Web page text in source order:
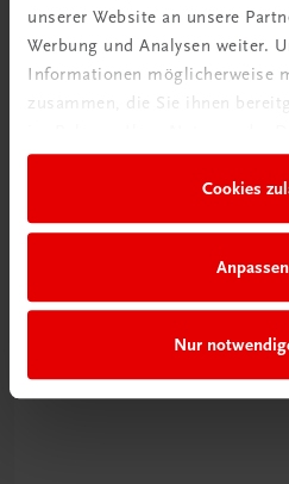
unserer Website an unsere
Werbung und Analysen weiter.
Informationen möglicherweise
zusammen, die Sie ihnen
Cookies
Anpassen
Nur
Ratgeber Schulpraxis
Wie mit KI im
umgehen?